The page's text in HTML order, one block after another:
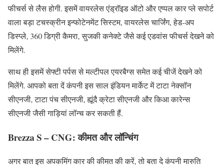
फीचर्स से लैस होगी. इसमें वायरलेस एंड्रॉइड ऑटो और एप्पल कार प्ले सपोर्ट
वाला बड़ा टचस्क्रीन इन्फोटेनमेंट सिस्टम, वायरलेस चार्जिंग, हेड-अप
डिस्प्ले, 360 डिग्री कैमरा, सुजकी कनेक्टे जैसे कई एडवांस फीचर्स देखने को
मिलेंगे.
साथ ही इसमें सेफ्टी पर्पस से मल्टीपल एयरबैग्स समेत कई चीजें देखने को
मिलेंगे. आपको बता दें कंपनी इस साल इंडियन मार्केट में टाटा नेक्सॉन
सीएनजी, टाटा पंच सीएनजी, ह्यूंदै क्रेटा सीएनजी और किआ कारेन्स
सीएनजी जैसी गाड़ियां लॉन्च कर सकती हैं.
Brezza S – CNG:कीमत और लॉन्चिंग
अगर बात इस अपकमिंग कार की कीमत की करें, तो बता दे कंपनी मारुति